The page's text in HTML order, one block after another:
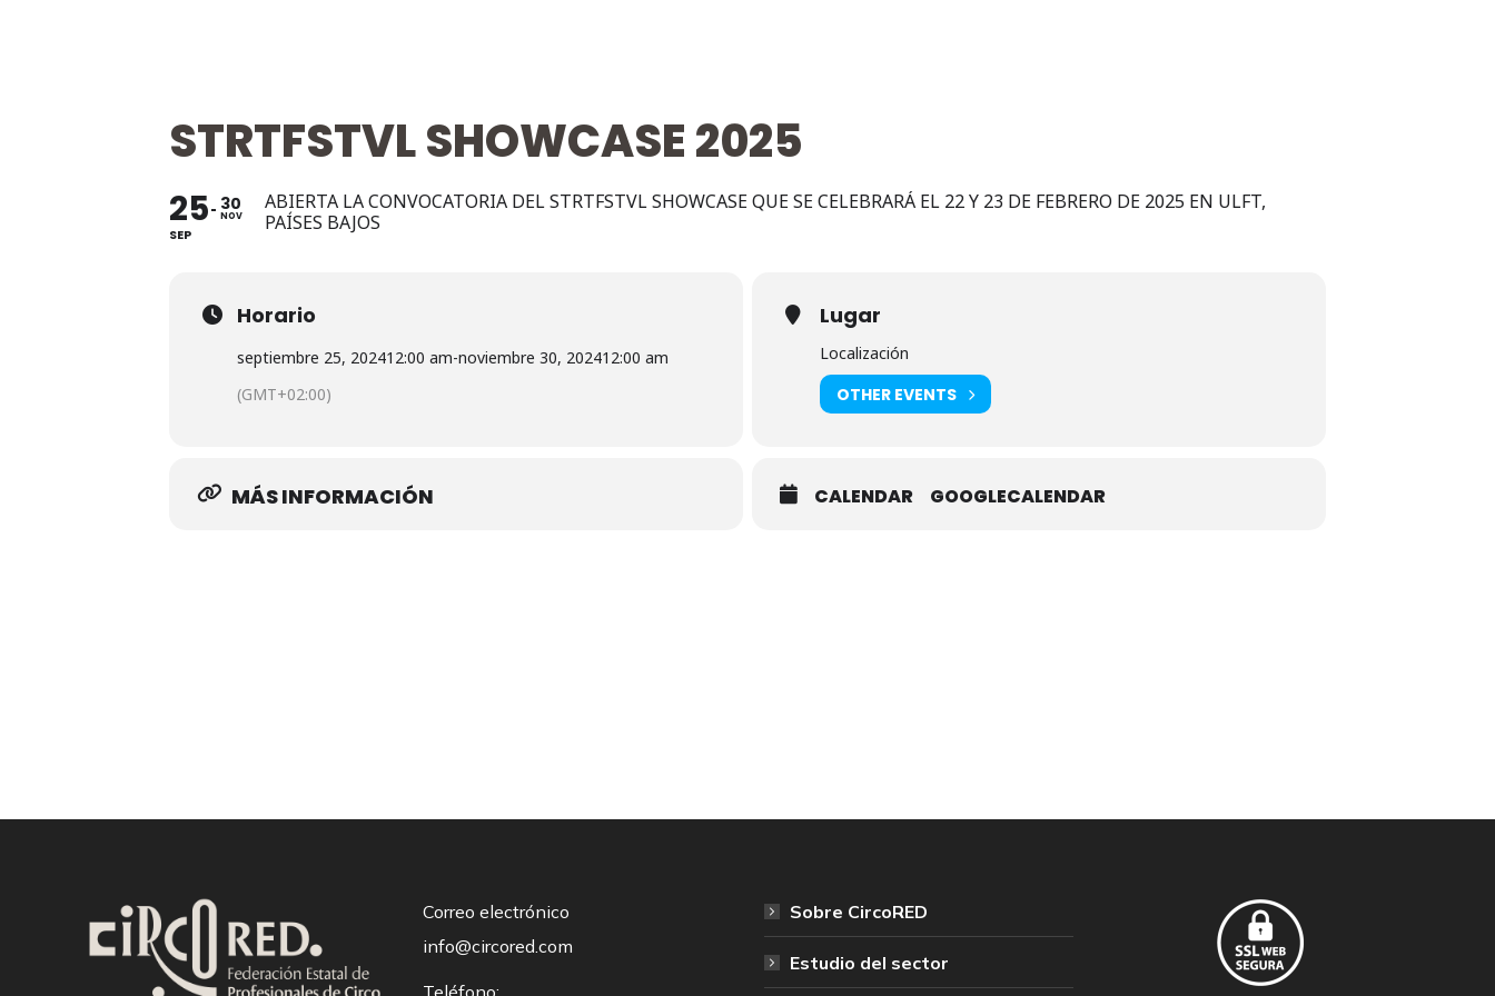
STRTFSTVL SHOWCASE 2025
25
SEP
30
NOV
ABIERTA LA CONVOCATORIA DEL STRTFSTVL SHOWCASE QUE SE CELEBRARÁ EL 22 Y 23 DE FEBRERO DE 2025 EN ULFT,
PAÍSES BAJOS
Horario
septiembre 25, 202412:00 am-noviembre 30, 202412:00 am
(GMT+02:00)
Lugar
Localización
OTHER EVENTS
MÁS INFORMACIÓN CALENDAR GOOGLECALENDAR
Correo electrónico
info@circored.com
Teléfono:
Sobre CircoRED
Estudio del sector